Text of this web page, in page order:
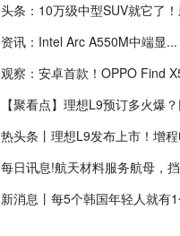
头条：10万级中型SUV就它了
资讯：Intel Arc A550M中端显...
观察：安卓首款！OPPO Find
【聚看点】理想L9预订多火爆
热头条丨理想L9发布上市！增
每日讯息!航天材料服务航母，
新消息丨每5个韩国年轻人就有